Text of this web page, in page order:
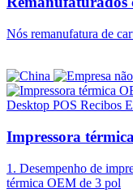
Nós remanufatura de
Impressora
1. Desempenho de
térmica OEM de 3 pol